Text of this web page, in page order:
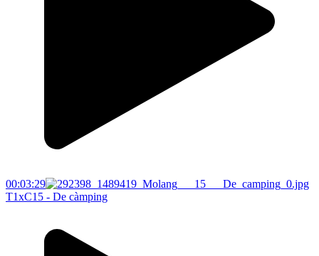
00:03:29
T1xC15 - De càmping